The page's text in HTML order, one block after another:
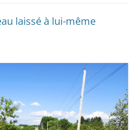
laissé à lui-même